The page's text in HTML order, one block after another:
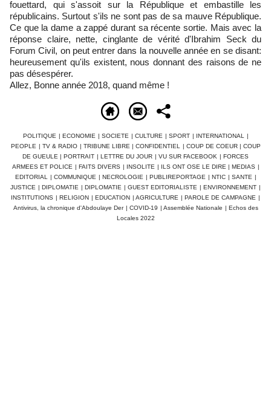
fouettard, qui s'assoit sur la République et embastille les
républicains. Surtout s'ils ne sont pas de sa mauve République.
Ce que la dame a zappé durant sa récente sortie. Mais avec la
réponse claire, nette, cinglante de vérité d'Ibrahim Seck du
Forum Civil, on peut entrer dans la nouvelle année en se disant:
heureusement qu'ils existent, nous donnant des raisons de ne
pas désespérer.
Allez, Bonne année 2018, quand même !
POLITIQUE | ECONOMIE | SOCIETE | CULTURE | SPORT | INTERNATIONAL
|
PEOPLE | TV & RADIO | TRIBUNE LIBRE | CONFIDENTIEL | COUP DE COEUR | COUP
DE GUEULE | PORTRAIT | LETTRE DU JOUR | VU SUR FACEBOOK | FORCES
ARMEES ET POLICE | FAITS DIVERS | INSOLITE | ILS ONT OSE LE DIRE | MEDIAS |
EDITORIAL
| COMMUNIQUE | NECROLOGIE | PUBLIREPORTAGE | NTIC | SANTE |
JUSTICE | DIPLOMATIE | DIPLOMATIE | GUEST EDITORIALISTE | ENVIRONNEMENT |
INSTITUTIONS | RELIGION | EDUCATION | AGRICULTURE | PAROLE DE CAMPAGNE |
Antivirus, la chronique d'Abdoulaye Der | COVID-19 | Assemblée Nationale | Echos des
Locales 2022